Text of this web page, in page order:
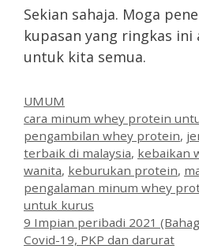
Sekian sahaja. Moga
kupasan yang ringkas ini
untuk kita semua.
Categories
UMUM
Tags
cara minum whey protein
pengambilan whey protein,
terbaik di malaysia, kebaikan
wanita, keburukan protein,
pengalaman minum whey
untuk kurus
9 Impian peribadi 2021
Covid-19, PKP dan darurat